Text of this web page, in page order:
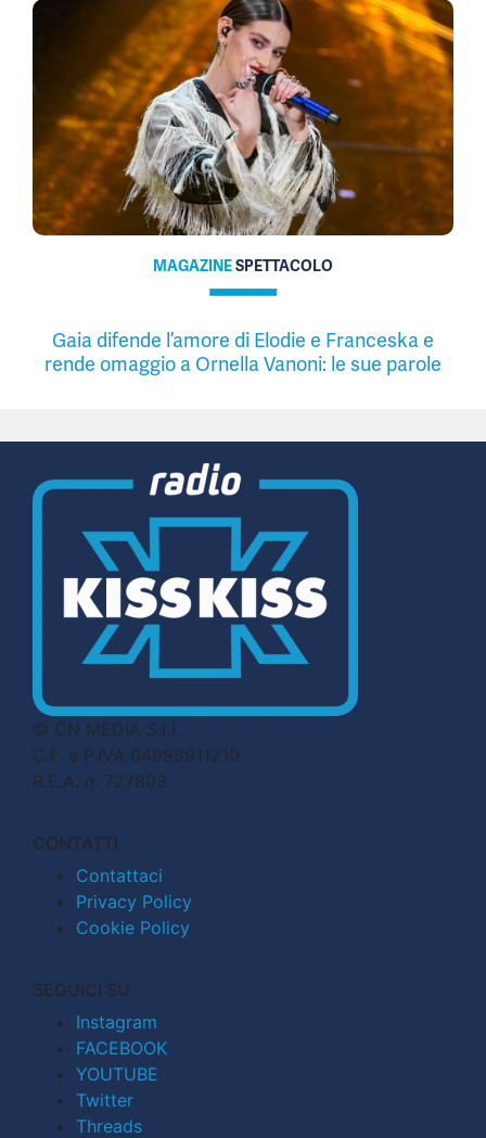
MAGAZINESPETTACOLO
Gaia difende l’amore di Elodie e Franceska e
rende omaggio a Ornella Vanoni: le sue parole
© CN MEDIA S.r.l.
C.F. e P.IVA 04998911210
R.E.A. n. 727803
CONTATTI
Contattaci
Privacy Policy
Cookie Policy
SEGUICI SU
Instagram
FACEBOOK
YOUTUBE
Twitter
Threads